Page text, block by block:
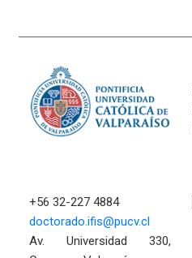
+56 32-227 4884
doctorado.ifis@pucv.cl
Av. Universidad 330,